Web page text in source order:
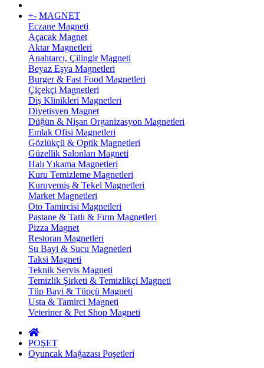
+- MAGNET
Eczane Magneti
Açacak Magnet
Aktar Magnetleri
Anahtarcı, Çilingir Magneti
Beyaz Eşya Magnetleri
Burger & Fast Food Magnetleri
Çiçekçi Magnetleri
Diş Klinikleri Magnetleri
Diyetisyen Magnet
Düğün & Nişan Organizasyon Magnetleri
Emlak Ofisi Magnetleri
Gözlükçü & Optik Magnetleri
Güzellik Salonları Magneti
Halı Yıkama Magnetleri
Kuru Temizleme Magnetleri
Kuruyemiş & Tekel Magnetleri
Market Magnetleri
Oto Tamircisi Magnetleri
Pastane & Tatlı & Fırın Magnetleri
Pizza Magnet
Restoran Magnetleri
Su Bayi & Sucu Magnetleri
Taksi Magneti
Teknik Servis Magneti
Temizlik Şirketi & Temizlikçi Magneti
Tüp Bayi & Tüpçü Magneti
Usta & Tamirci Magneti
Veteriner & Pet Shop Magneti
POŞET
Oyuncak Mağazası Poşetleri